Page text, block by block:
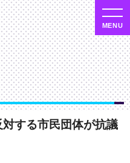
する市民団体が抗議